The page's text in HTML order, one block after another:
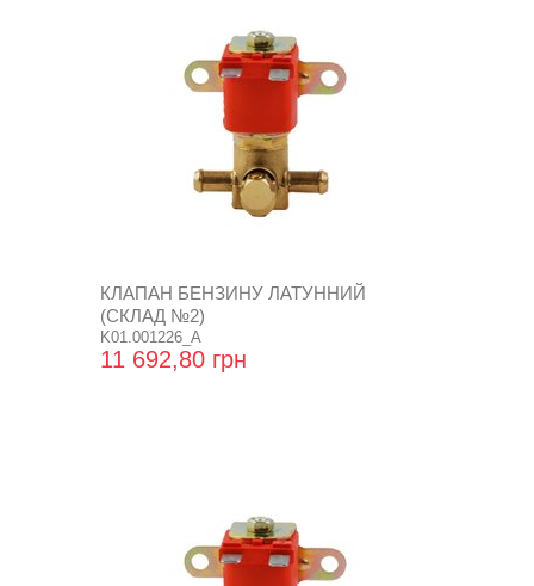
КЛАПАН БЕНЗИНУ ЛАТУННИЙ
(СКЛАД №2)
K01.001226_A
11 692,80 грн